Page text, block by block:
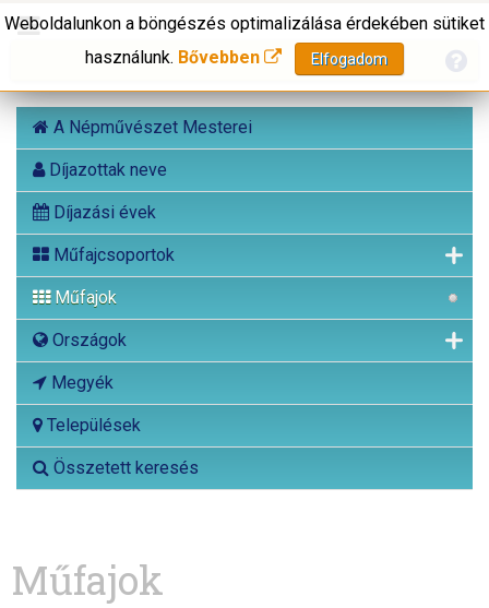
A Népművészet Mesterei
Díjazottak neve
Díjazási évek
Műfajcsoportok
Műfajok
Országok
Megyék
Települések
Összetett keresés
Weboldalunkon a böngészés optimalizálása érdekében sütiket
használunk. Bővebben Elfogadom
Műfajok